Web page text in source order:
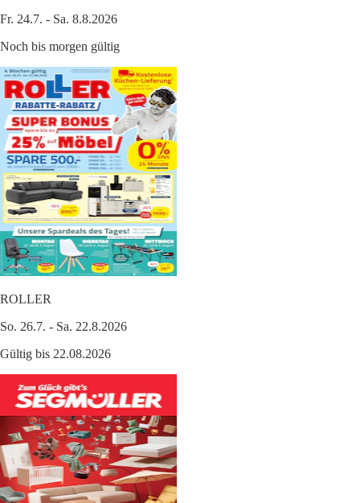
Fr. 24.7. - Sa. 8.8.2026
Noch bis morgen gültig
ROLLER
So. 26.7. - Sa. 22.8.2026
Gültig bis 22.08.2026